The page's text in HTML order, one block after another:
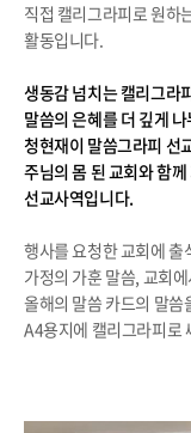
직접 캘리그라피로 원하
활동입니다.
생동감 넘치는 캘리그라
말씀의 은혜를 더 깊게
청현재이 말씀그라피 선
주님의 몸 된 교회와 함
선교사역입니다.
행사를 요청한 교회에
가정의 가훈 말씀, 교회
올해의 말씀 카드의 말
A4용지에 캘리그라피로